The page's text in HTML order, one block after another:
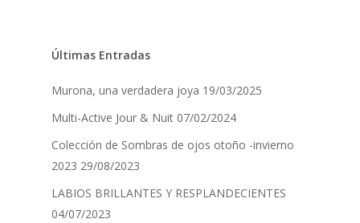
Últimas Entradas
Murona, una verdadera joya 19/03/2025
Multi-Active Jour & Nuit 07/02/2024
Colección de Sombras de ojos otoño -invierno
2023 29/08/2023
LABIOS BRILLANTES Y RESPLANDECIENTES
04/07/2023